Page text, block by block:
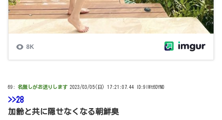
69: 名無しがお送りします 2023/03/05(日) 17:21:07.44 ID:9IWt6DYN0
>>28
加齢と共に隠せなくなる朝鮮臭